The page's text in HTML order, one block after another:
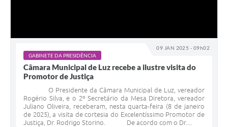
09 JAN 2025 - 09h02
GABINETE DA PRESIDÊNCIA
Câmara Municipal de Luz recebe a ilustre visita do
Promotor de Justiça
O Presidente da Câmara Municipal de Luz, vereador
Rogério Silva, e o 2º Secretário da Mesa Diretora, vereador
Juliano Oliveira, receberam, nesta quarta-feira (8 de janeiro
de 2025), a visita de cortesia do Excelentíssimo Promotor de
Justiça, Dr. Rodrigo Storino. De acordo com o Dr....